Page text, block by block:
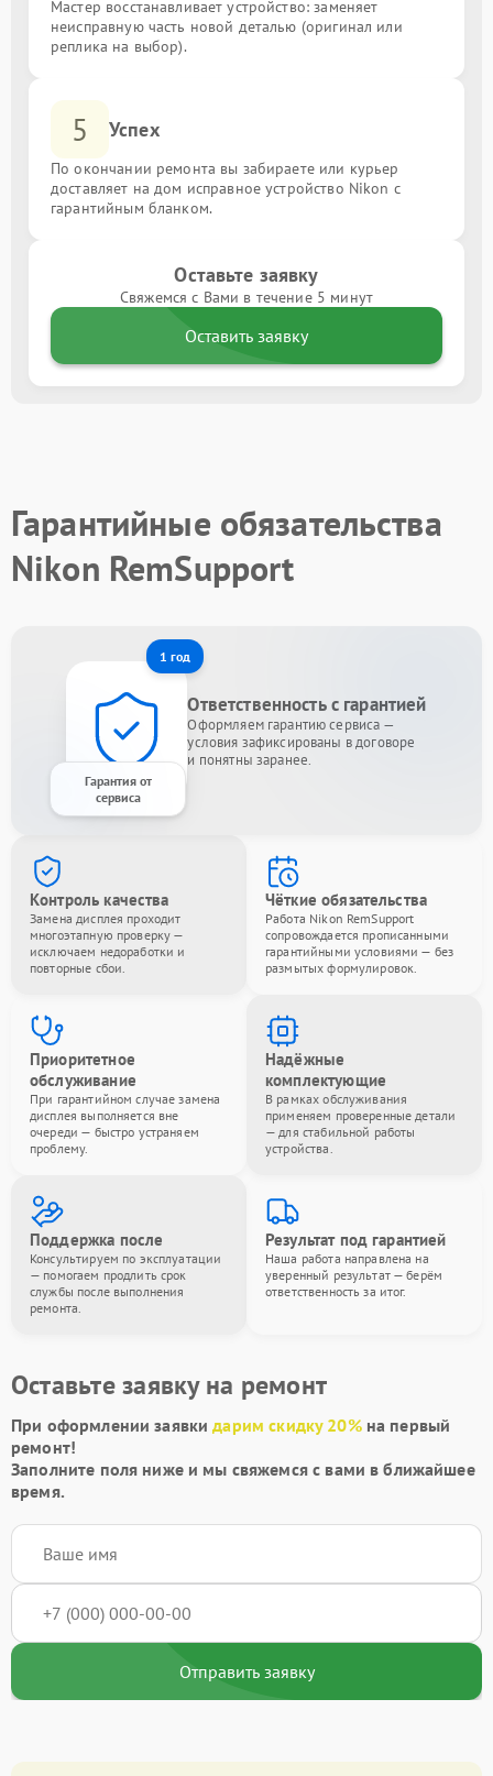
Мастер восстанавливает устройство: заменяет
неисправную часть новой деталью (оригинал или
реплика на выбор).
5 Успех
По окончании ремонта вы забираете или курьер
доставляет на дом исправное устройство Nikon с
гарантийным бланком.
Оставьте заявку
Свяжемся с Вами в течение 5 минут
Оставить заявку
Гарантийные обязательства
Nikon RemSupport
1 год
Гарантия от
сервиса
Ответственность с гарантией
Оформляем гарантию сервиса —
условия зафиксированы в договоре
и понятны заранее.
Контроль качества
Замена дисплея проходит
многоэтапную проверку —
исключаем недоработки и
повторные сбои.
Чёткие обязательства
Работа Nikon RemSupport
сопровождается прописанными
гарантийными условиями — без
размытых формулировок.
Приоритетное
обслуживание
При гарантийном случае замена
дисплея выполняется вне
очереди — быстро устраняем
проблему.
Надёжные
комплектующие
В рамках обслуживания
применяем проверенные детали
— для стабильной работы
устройства.
Поддержка после
Консультируем по эксплуатации
— помогаем продлить срок
службы после выполнения
ремонта.
Результат под гарантией
Наша работа направлена на
уверенный результат — берём
ответственность за итог.
Оставьте заявку на ремонт
При оформлении заявкидарим скидку 20%на первый
ремонт!
Заполните поля ниже и мы свяжемся с вами в ближайшее
время.
Отправить заявку